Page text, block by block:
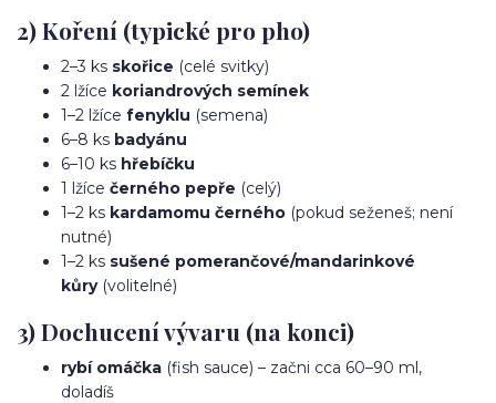
2) Koření (typické pro pho)
2–3 ks skořice (celé svitky)
2 lžíce koriandrových semínek
1–2 lžíce fenyklu (semena)
6–8 ks badyánu
6–10 ks hřebíčku
1 lžíce černého pepře (celý)
1–2 ks kardamomu černého (pokud seženeš; není
nutné)
1–2 ks sušené pomerančové/mandarinkové
kůry(volitelné)
3) Dochucení vývaru (na konci)
rybí omáčka (fish sauce) – začni cca 60–90 ml,
doladíš